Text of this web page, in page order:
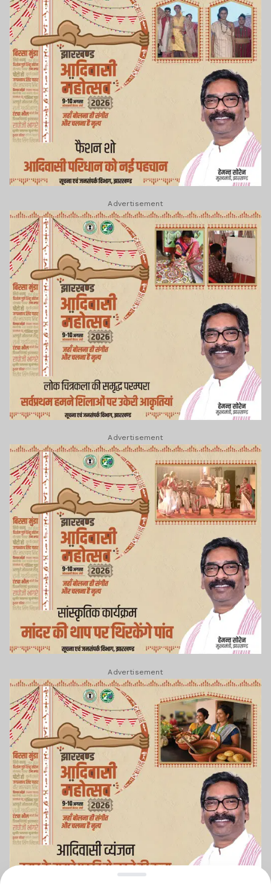
Advertisement
Advertisement
Advertisement